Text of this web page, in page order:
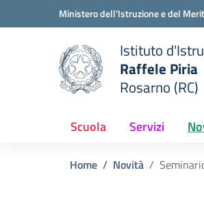
Ministero dell'Istruzione e del
scuola
Istituto
Raffele Piria
Rosarno (RC)
Scuola Servizi
Home Novità